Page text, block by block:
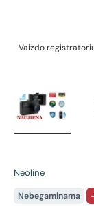
Vaizdo
Neoline
Nebegaminama